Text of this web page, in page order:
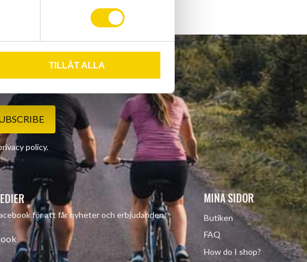
TILLÅT ALLA
policy.
för att får nyheter och erbjudanden.
MINA SIDOR
Butiken
FAQ
How do I shop?